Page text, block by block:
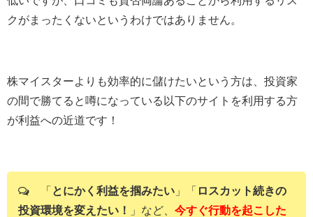
クがまったくないというわけではありません。
株マイスターよりも効率的に儲けたいという方は、投資家
の間で勝てると噂になっている以下のサイトを利用する方
が利益への近道です！
「 とにかく利益を掴みたい 」「 ロスカット続きの
投資環境を変えたい！
」など、 今すぐ行動を起こした